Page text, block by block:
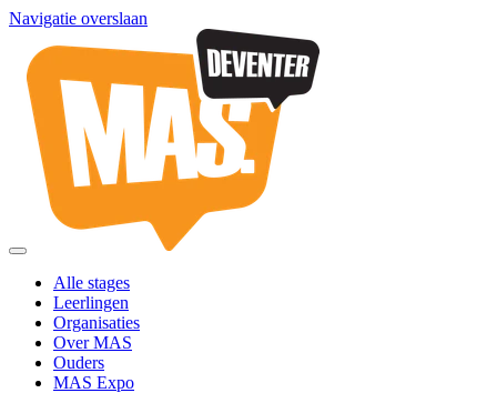
Navigatie overslaan
Alle stages
Leerlingen
Organisaties
Over MAS
Ouders
MAS Expo